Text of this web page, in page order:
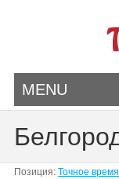
MENU
Позиция: Точное время